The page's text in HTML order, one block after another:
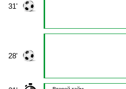
31'
28'